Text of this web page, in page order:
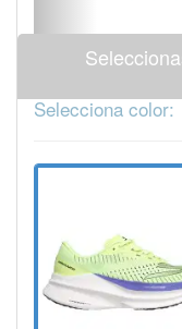
Selecciona color: